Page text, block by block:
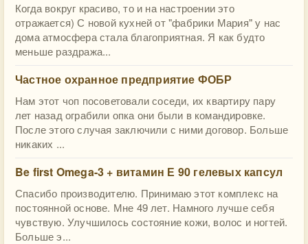
Когда вокруг красиво, то и на настроении это
отражается) С новой кухней от "фабрики Мария" у нас
дома атмосфера стала благоприятная. Я как будто
меньше раздража...
Частное охранное предприятие ФОБР
Нам этот чоп посоветовали соседи, их квартиру пару
лет назад ограбили опка они были в командировке.
После этого случая заключили с ними договор. Больше
никаких ...
Be first Omega-3 + витамин Е 90 гелевых капсул
Спасибо производителю. Принимаю этот комплекс на
постоянной основе. Мне 49 лет. Намного лучше себя
чувствую. Улучшилось состояние кожи, волос и ногтей.
Больше э...